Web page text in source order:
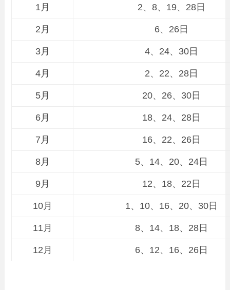
1月 2、8、19、28日
2月 6、26日
3月 4、24、30日
4月 2、22、28日
5月 20、26、30日
6月 18、24、28日
7月 16、22、26日
8月 5、14、20、24日
9月 12、18、22日
10月 1、10、16、20、30日
11月 8、14、18、28日
12月 6、12、16、26日